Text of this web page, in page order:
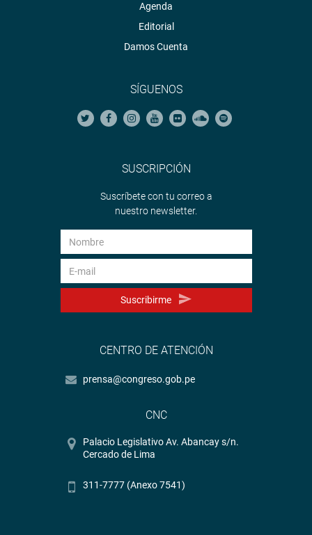
Agenda
Editorial
Damos Cuenta
SÍGUENOS
SUSCRIPCIÓN
Suscríbete con tu correo a
nuestro newsletter.
Suscribirme
CENTRO DE ATENCIÓN
prensa@congreso.gob.pe
CNC
Palacio Legislativo Av. Abancay s/n.
Cercado de Lima
311-7777 (Anexo 7541)